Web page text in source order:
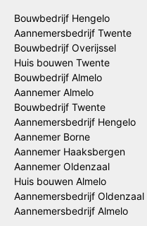
Bouwbedrijf Hengelo
Aannemersbedrijf Twente
Bouwbedrijf Overijssel
Huis bouwen Twente
Bouwbedrijf Almelo
Aannemer Almelo
Bouwbedrijf Twente
Aannemersbedrijf Hengelo
Aannemer Borne
Aannemer Haaksbergen
Aannemer Oldenzaal
Huis bouwen Almelo
Aannemersbedrijf Oldenzaal
Aannemersbedrijf Almelo